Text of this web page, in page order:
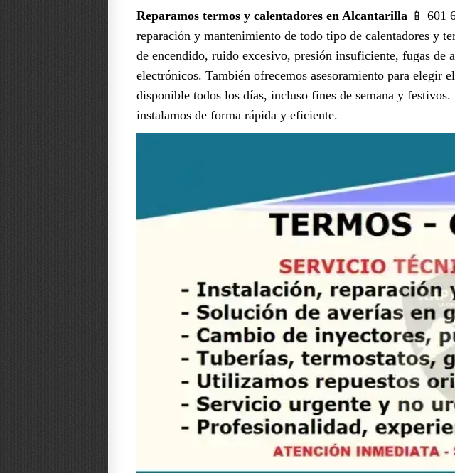
Reparamos termos y calentadores en Alcantarilla 📱 601
reparación y mantenimiento de todo tipo de calentadores y
de encendido, ruido excesivo, presión insuficiente, fugas de
electrónicos. También ofrecemos asesoramiento para elegir
disponible todos los días, incluso fines de semana y
instalamos de forma rápida y eficiente.